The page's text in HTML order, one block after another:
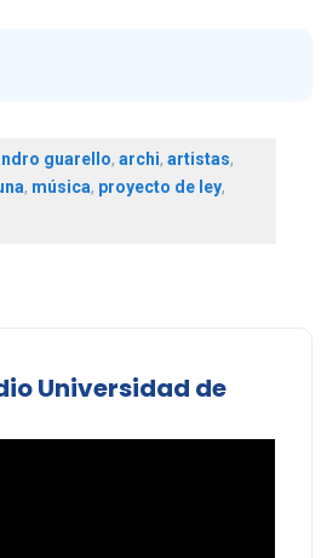
guarello, archi, artistas,
, música, proyecto de ley,
Universidad de